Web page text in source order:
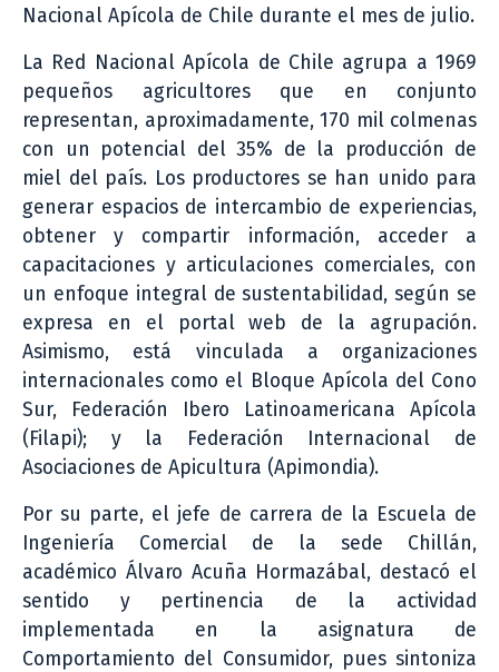
Nacional Apícola de Chile durante el mes de julio.
La Red Nacional Apícola de Chile agrupa a 1969
pequeños agricultores que en conjunto
representan, aproximadamente, 170 mil colmenas
con un potencial del 35% de la producción de
miel del país. Los productores se han unido para
generar espacios de intercambio de experiencias,
obtener y compartir información, acceder a
capacitaciones y articulaciones comerciales, con
un enfoque integral de sustentabilidad, según se
expresa en el portal web de la agrupación.
Asimismo, está vinculada a organizaciones
internacionales como el Bloque Apícola del Cono
Sur, Federación Ibero Latinoamericana Apícola
(Filapi); y la Federación Internacional de
Asociaciones de Apicultura (Apimondia).
Por su parte, el jefe de carrera de la Escuela de
Ingeniería Comercial de la sede Chillán,
académico Álvaro Acuña Hormazábal, destacó el
sentido y pertinencia de la actividad
implementada en la asignatura de
Comportamiento del Consumidor, pues sintoniza